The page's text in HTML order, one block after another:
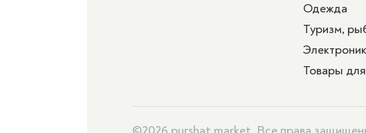
Одежда
Туризм,
Товары